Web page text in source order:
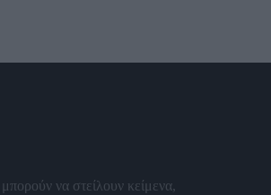
να στείλουν κείμενα,